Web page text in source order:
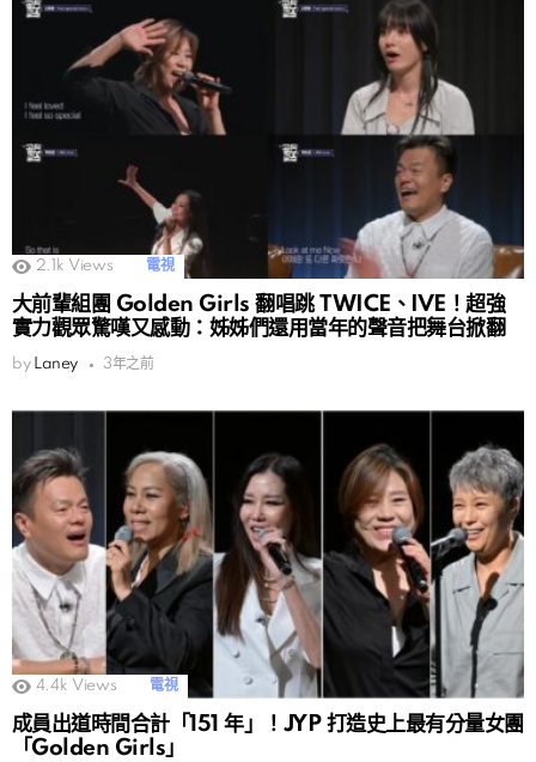
2.1k Views 電視
大前輩組團 Golden Girls 翻唱跳 TWICE、IVE！超強
實力觀眾驚嘆又感動：姊姊們還用當年的聲音把舞台掀翻
by Laney 3年之前
4.4k Views 電視
成員出道時間合計「151 年」！JYP 打造史上最有分量女團
「Golden Girls」